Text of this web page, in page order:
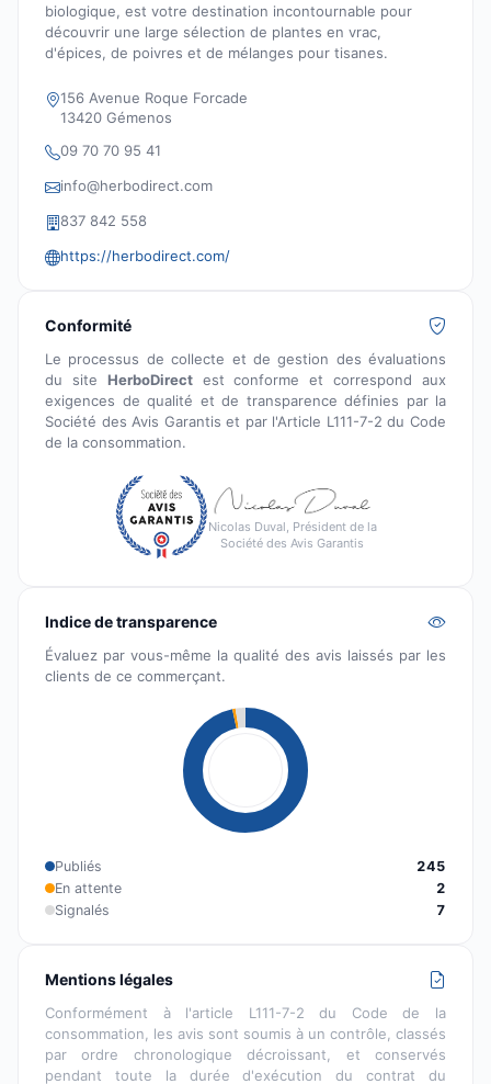
biologique, est votre destination incontournable pour
découvrir une large sélection de plantes en vrac,
d'épices, de poivres et de mélanges pour tisanes.
156 Avenue Roque Forcade
13420 Gémenos
09 70 70 95 41
info@herbodirect.com
837 842 558
https://herbodirect.com/
Conformité
Le processus de collecte et de gestion des évaluations
du site HerboDirectest conforme et correspond aux
exigences de qualité et de transparence définies par la
Société des Avis Garantis et par l'Article L111-7-2 du Code
de la consommation.
Nicolas Duval, Président de la
Société des Avis Garantis
Indice de transparence
Évaluez par vous-même la qualité des avis laissés par les
clients de ce commerçant.
Publiés
245
En attente
2
Signalés
7
Mentions légales
Conformément à l'article L111-7-2 du Code de la
consommation, les avis sont soumis à un contrôle, classés
par ordre chronologique décroissant, et conservés
pendant toute la durée d'exécution du contrat du